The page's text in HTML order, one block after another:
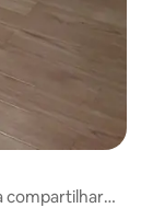
compartilhar